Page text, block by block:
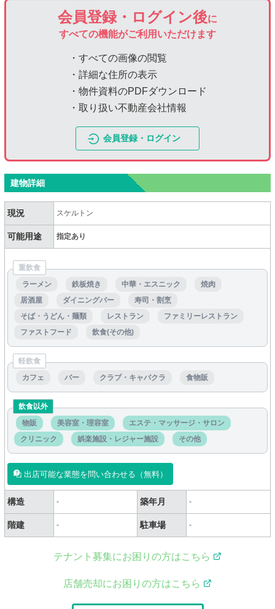
会員登録・ログイン後に
すべての機能がご利用いただけます
・すべての画像の閲覧
・詳細な住所の表示
・物件資料のPDFダウンロード
・取り扱い不動産会社情報
会員登録・ログイン
建物詳細
現況 スケルトン
可能用途 指定あり
重飲食
ラーメン
鉄板焼き 中華・エスニック
焼肉
居酒屋
ダイニングバー
寿司・割烹
そば・うどん・麺類
レストラン
ファミリーレストラン
ファストフード
飲食(その他)
軽飲食
カフェ
バー クラブ・キャバクラ 食物販
飲食以外
物販
美容室・理容室
エステ・マッサージ・サロン
クリニック
娯楽施設・レジャー施設 その他
出店可能な業態を問い合わせる（無料）
構造 - 築年月 -
階建 - 駐車場 -
テナント募集にお困りの方はこちら
店舗売却にお困りの方はこちら